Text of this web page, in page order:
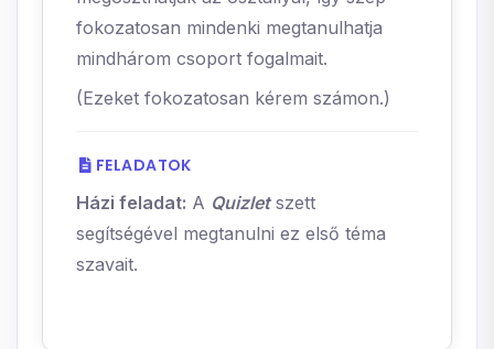
fokozatosan mindenki megtanulhatja
mindhárom csoport fogalmait.
(Ezeket fokozatosan kérem számon.)
FELADATOK
Házi feladat: A Quizletszett
segítségével megtanulni ez első téma
szavait.